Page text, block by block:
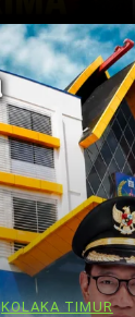
KOLAKA TIMUR